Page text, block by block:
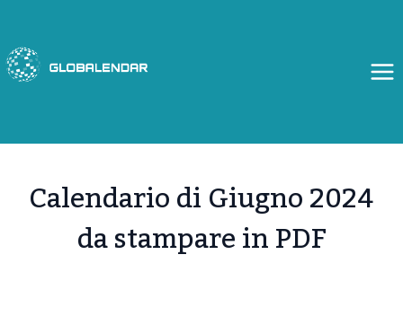
contenuto
Calendario di Giugno 2024
da stampare in PDF